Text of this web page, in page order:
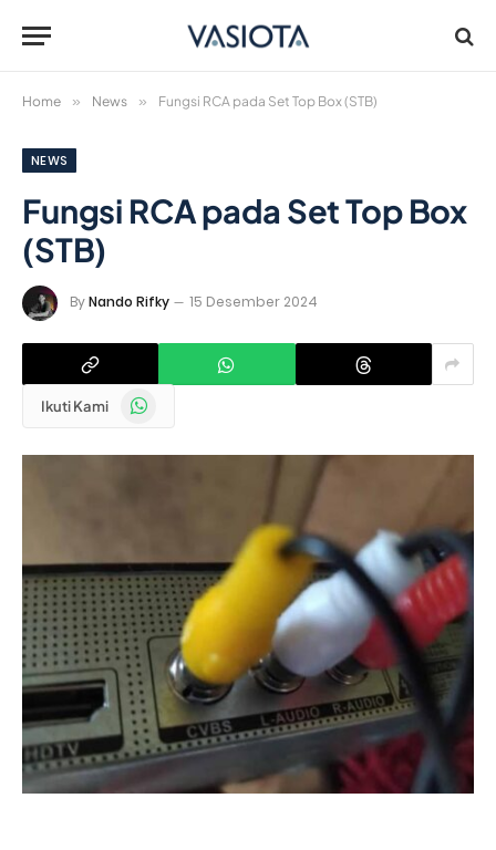
Home » News » Fungsi RCA pada Set Top Box (STB)
NEWS
Fungsi RCA pada Set Top Box
(STB)
ByNando Rifky 15 Desember 2024
Ikuti Kami WhatsApp